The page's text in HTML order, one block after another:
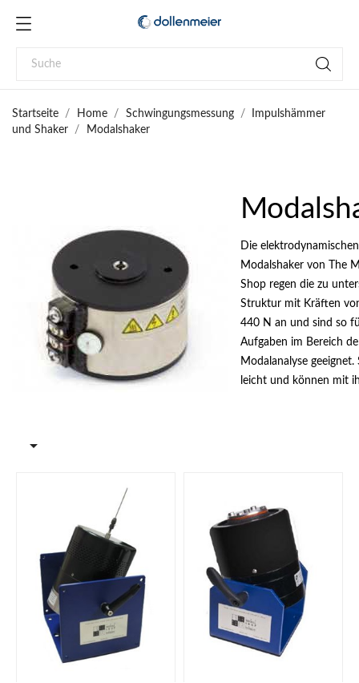
Startseite Home Schwingungsmessung
Impulshämmer
und Shaker
Modalshaker
Die elektrodynamischen
Modalshaker von The
Shop regen die zu
Struktur mit Kräften
440 N an und sind so
Aufgaben im Bereich
Modalanalyse geeignet.
leicht und können mit
dank der leichten
minimiert. Die
Durchgangsbohrung in
Ankerplatte der
vereinfacht die
Stingers zwischen
und Shaker. Der
Hilfe eines
